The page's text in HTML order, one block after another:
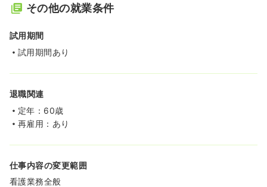
その他の就業条件
試用期間
試用期間あり
退職関連
定年：60歳
再雇用：あり
仕事内容の変更範囲
看護業務全般